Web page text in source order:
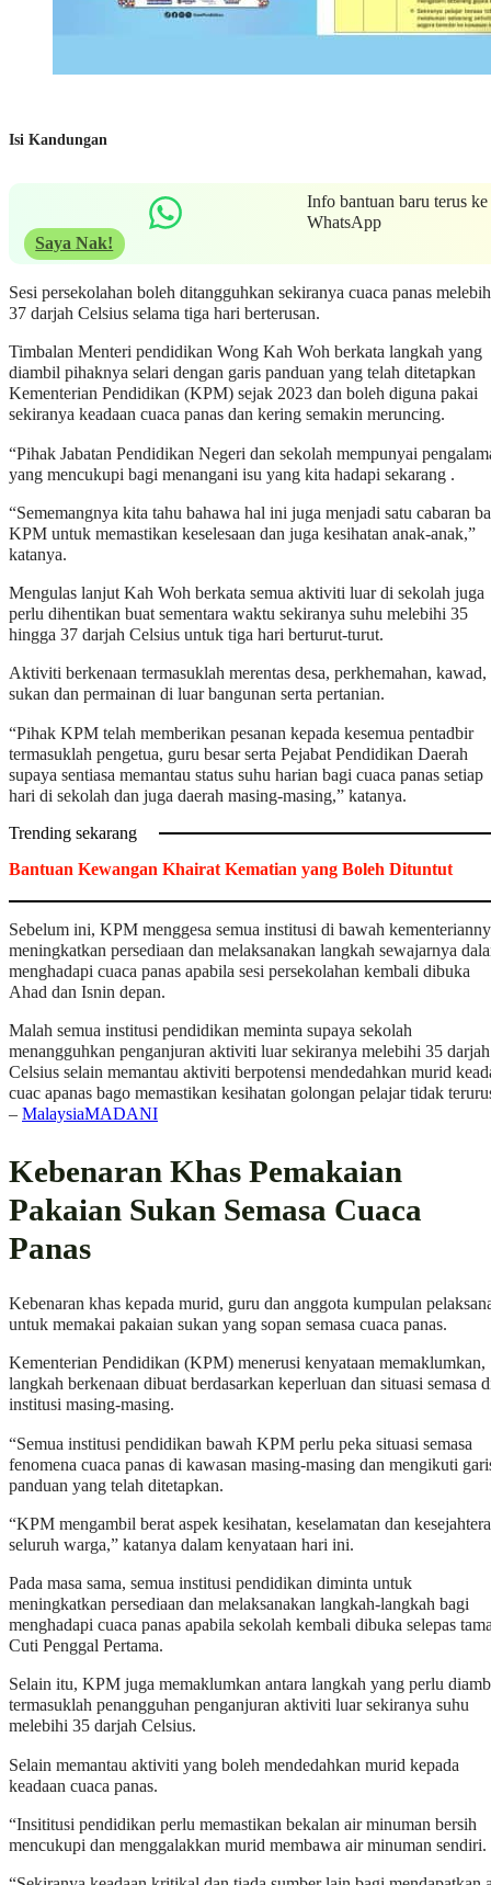
Isi Kandungan
Info bantuan baru terus ke
WhatsApp
Saya Nak!
Sesi persekolahan boleh ditangguhkan sekiranya cuaca panas
37 darjah Celsius selama tiga hari berterusan.
Timbalan Menteri pendidikan Wong Kah Woh berkata langkah yang
diambil pihaknya selari dengan garis panduan yang telah ditetapkan
Kementerian Pendidikan (KPM) sejak 2023 dan boleh diguna pakai
sekiranya keadaan cuaca panas dan kering semakin meruncing.
“Pihak Jabatan Pendidikan Negeri dan sekolah mempunyai
yang mencukupi bagi menangani isu yang kita hadapi sekarang .
“Sememangnya kita tahu bahawa hal ini juga menjadi satu cabaran
KPM untuk memastikan keselesaan dan juga kesihatan anak-anak,”
katanya.
Mengulas lanjut Kah Woh berkata semua aktiviti luar di sekolah juga
perlu dihentikan buat sementara waktu sekiranya suhu melebihi 35
hingga 37 darjah Celsius untuk tiga hari berturut-turut.
Aktiviti berkenaan termasuklah merentas desa, perkhemahan, kawad,
sukan dan permainan di luar bangunan serta pertanian.
“Pihak KPM telah memberikan pesanan kepada kesemua pentadbir
termasuklah pengetua, guru besar serta Pejabat Pendidikan Daerah
supaya sentiasa memantau status suhu harian bagi cuaca panas setiap
hari di sekolah dan juga daerah masing-masing,” katanya.
Trending sekarang
Bantuan Kewangan Khairat Kematian yang Boleh Dituntut
Sebelum ini, KPM menggesa semua institusi di bawah
meningkatkan persediaan dan melaksanakan langkah sewajarnya
menghadapi cuaca panas apabila sesi persekolahan kembali dibuka
Ahad dan Isnin depan.
Malah semua institusi pendidikan meminta supaya sekolah
menangguhkan penganjuran aktiviti luar sekiranya melebihi 35 darjah
Celsius selain memantau aktiviti berpotensi mendedahkan murid
cuac apanas bago memastikan kesihatan golongan pelajar tidak
– MalaysiaMADANI
Kebenaran Khas Pemakaian
Pakaian Sukan Semasa Cuaca
Panas
Kebenaran khas kepada murid, guru dan anggota kumpulan
untuk memakai pakaian sukan yang sopan semasa cuaca panas.
Kementerian Pendidikan (KPM) menerusi kenyataan memaklumkan,
langkah berkenaan dibuat berdasarkan keperluan dan situasi semasa
institusi masing-masing.
“Semua institusi pendidikan bawah KPM perlu peka situasi semasa
fenomena cuaca panas di kawasan masing-masing dan mengikuti
panduan yang telah ditetapkan.
“KPM mengambil berat aspek kesihatan, keselamatan dan
seluruh warga,” katanya dalam kenyataan hari ini.
Pada masa sama, semua institusi pendidikan diminta untuk
meningkatkan persediaan dan melaksanakan langkah-langkah bagi
menghadapi cuaca panas apabila sekolah kembali dibuka selepas
Cuti Penggal Pertama.
Selain itu, KPM juga memaklumkan antara langkah yang perlu
termasuklah penangguhan penganjuran aktiviti luar sekiranya suhu
melebihi 35 darjah Celsius.
Selain memantau aktiviti yang boleh mendedahkan murid kepada
keadaan cuaca panas.
“Insititusi pendidikan perlu memastikan bekalan air minuman bersih
mencukupi dan menggalakkan murid membawa air minuman sendiri.